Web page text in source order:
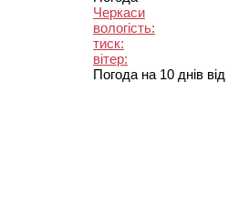
Черкаси
вологість:
тиск:
вітер:
Погода на 10 днів від